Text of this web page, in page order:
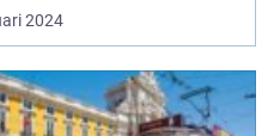
2024